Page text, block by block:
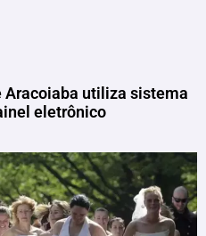
Aracoiaba utiliza sistema
eletrônico